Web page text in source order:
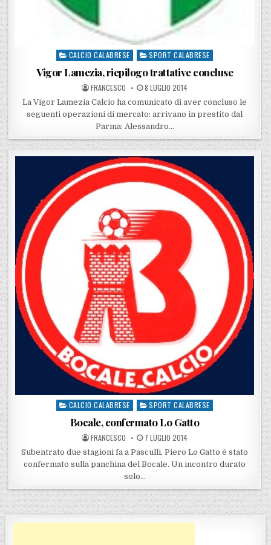
Posted in
CALCIO CALABRESE SPORT CALABRESE
Vigor Lamezia, riepilogo trattative concluse
POSTED BY
FRANCESCO POSTED ON
8 LUGLIO 2014
La Vigor Lamezia Calcio ha comunicato di aver concluso le
seguenti operazioni di mercato: arrivano in prestito dal
Parma: Alessandro…
Posted in
CALCIO CALABRESE SPORT CALABRESE
Bocale, confermato Lo Gatto
POSTED BY
FRANCESCO POSTED ON
7 LUGLIO 2014
Subentrato due stagioni fa a Pasculli, Piero Lo Gatto è stato
confermato sulla panchina del Bocale. Un incontro durato
solo…